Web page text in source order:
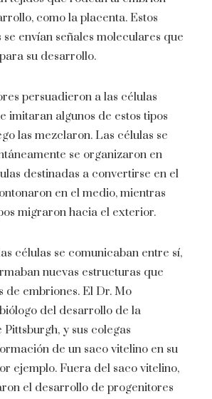
como la placenta. Estos
envían señales moleculares que
su desarrollo.
persuadieron a las células
imitaran algunos de estos tipos
las mezclaron. Las células se
se organizaron en
destinadas a convertirse en el
en el medio, mientras
migraron hacia el exterior.
células se comunicaban entre sí,
nuevas estructuras que
de embriones. El Dr. Mo
del desarrollo de la
y sus colegas
de un saco vitelino en su
ejemplo. Fuera del saco vitelino,
el desarrollo de progenitores